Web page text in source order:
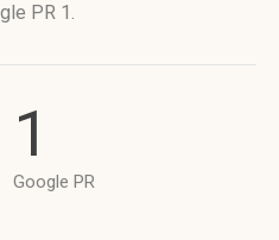
PR 1.
1
Google PR